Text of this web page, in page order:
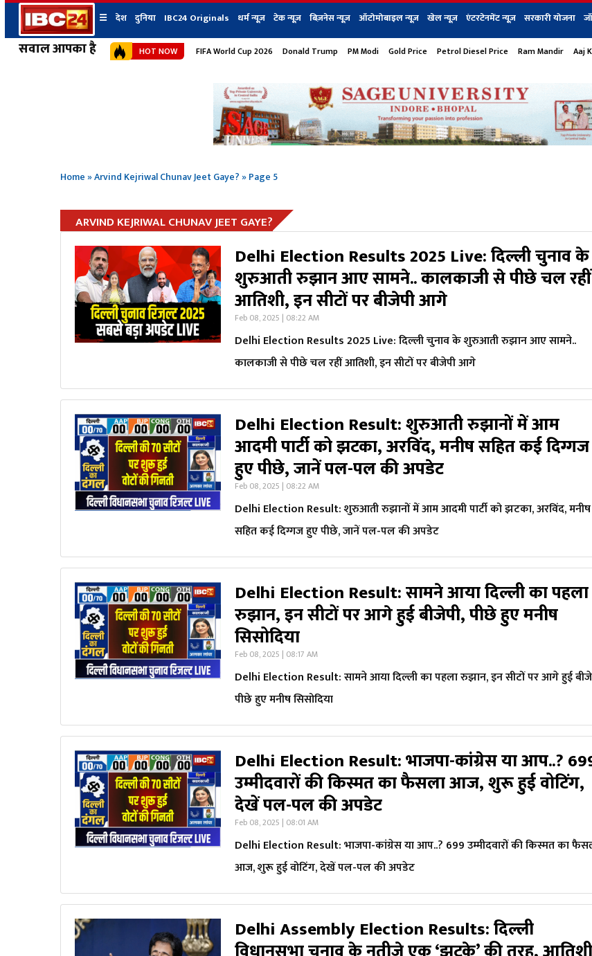
सवाल आपका है
☰ देश दुनिया IBC24 Originals धर्म न्यूज़ टेक न्यूज़ बिज़नेस न्यूज़ ऑटोमोबाइल न्यूज़ खेल न्यूज़ एंटरटेनमेंट न्यूज़ सरकारी योजना
देश प्रदेश न्यूज
हिमाचल प्रदेश न्यूज
शहर दुनिया IBC24 Originals बिज़नेस टेक न्यूज धर्म ऑटोमोबाइल
HOT NOW FIFA World Cup 2026 Donald Trump PM Modi Gold Price Petrol Diesel Price Ram Mandir Aaj
Home»Arvind Kejriwal Chunav Jeet Gaye?»Page 5
ARVIND KEJRIWAL CHUNAV JEET GAYE?
Delhi Election Results 2025 Live: दिल्ली चुनाव के
शुरुआती रुझान आए सामने.. कालकाजी से पीछे चल रहीं
आतिशी, इन सीटों पर बीजेपी आगे
Feb 08, 2025 | 08:22 AM
Delhi Election Results 2025 Live: दिल्ली चुनाव के शुरुआती रुझान आए सामने..
कालकाजी से पीछे चल रहीं आतिशी, इन सीटों पर बीजेपी आगे
Delhi Election Result: शुरुआती रुझानों में आम
आदमी पार्टी को झटका, अरविंद, मनीष सहित कई दिग्गज
हुए पीछे, जानें पल-पल की अपडेट
Feb 08, 2025 | 08:22 AM
Delhi Election Result: शुरुआती रुझानों में आम आदमी पार्टी को झटका, अरविंद, मनीष
सहित कई दिग्गज हुए पीछे, जानें पल-पल की अपडेट
Delhi Election Result: सामने आया दिल्ली का पहला
रुझान, इन सीटों पर आगे हुई बीजेपी, पीछे हुए मनीष
सिसोदिया
Feb 08, 2025 | 08:17 AM
Delhi Election Result: सामने आया दिल्ली का पहला रुझान, इन सीटों पर आगे हुई
पीछे हुए मनीष सिसोदिया
Delhi Election Result: भाजपा-कांग्रेस या आप..?
उम्मीदवारों की किस्मत का फैसला आज, शुरू हुई वोटिंग,
देखें पल-पल की अपडेट
Feb 08, 2025 | 08:01 AM
Delhi Election Result: भाजपा-कांग्रेस या आप..? 699 उम्मीदवारों की किस्मत का
आज, शुरू हुई वोटिंग, देखें पल-पल की अपडेट
Delhi Assembly Election Results: दिल्ली